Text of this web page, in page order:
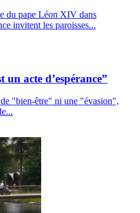
du pape Léon XIV dans
invitent les paroisses...
acte d’espérance”
"bien-être" ni une "évasion",